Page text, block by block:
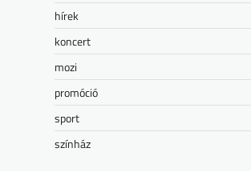
hírek
koncert
mozi
promóció
sport
színház